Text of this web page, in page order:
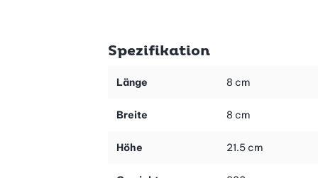
Robust und stilvoll zugleich
Stone Finish Oberfläche. Diese ist besonders widerstandsfähig
steinähnliche Struktur mit edlen 3D-Glanzdetails. Das macht
eine langlebige und praktische Begleiterin.
Spezifikation
Länge 8 cm
Breite 8 cm
Höhe 21.5 cm